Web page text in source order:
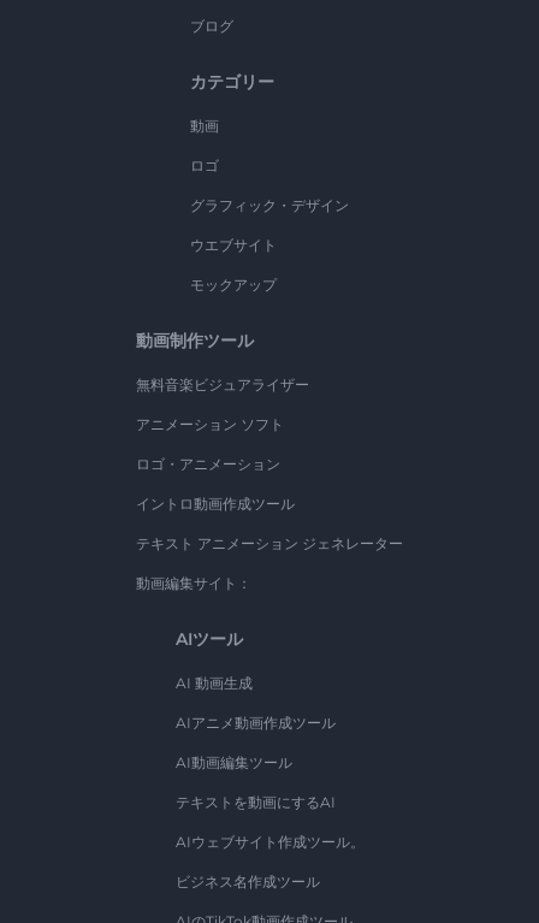
ブログ
カテゴリー
動画
ロゴ
グラフィック・デザイン
ウエブサイト
モックアップ
動画制作ツール
無料音楽ビジュアライザー
アニメーション ソフト
ロゴ・アニメーション
イントロ動画作成ツール
テキスト アニメーション ジェネレーター
動画編集サイト：
AIツール
AI 動画生成
AIアニメ動画作成ツール
AI動画編集ツール
テキストを動画にするAI
AIウェブサイト作成ツール。
ビジネス名作成ツール